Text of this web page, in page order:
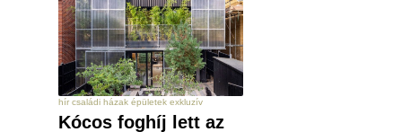
hír családi házak épületek exkluzív
Kócos foghíj lett az